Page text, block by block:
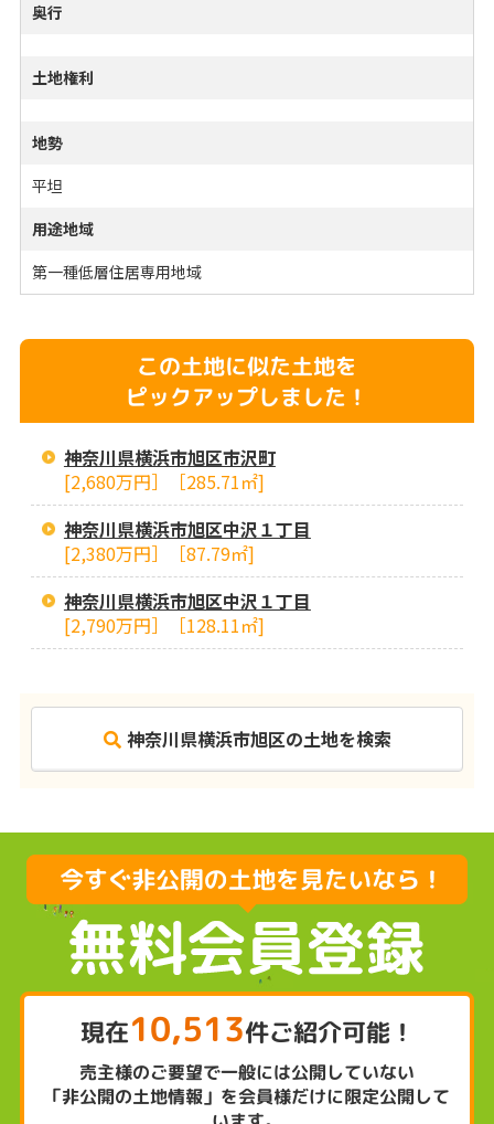
奥行
土地権利
地勢
平坦
用途地域
第一種低層住居専用地域
この土地に似た土地を
ピックアップしました！
神奈川県横浜市旭区市沢町
[2,680万円］［285.71㎡]
神奈川県横浜市旭区中沢１丁目
[2,380万円］［87.79㎡]
神奈川県横浜市旭区中沢１丁目
[2,790万円］［128.11㎡]
神奈川県横浜市旭区の土地を検索
現在10,513件ご紹介可能！
売主様のご要望で一般には公開していない
「非公開の土地情報」を会員様だけに限定公開して